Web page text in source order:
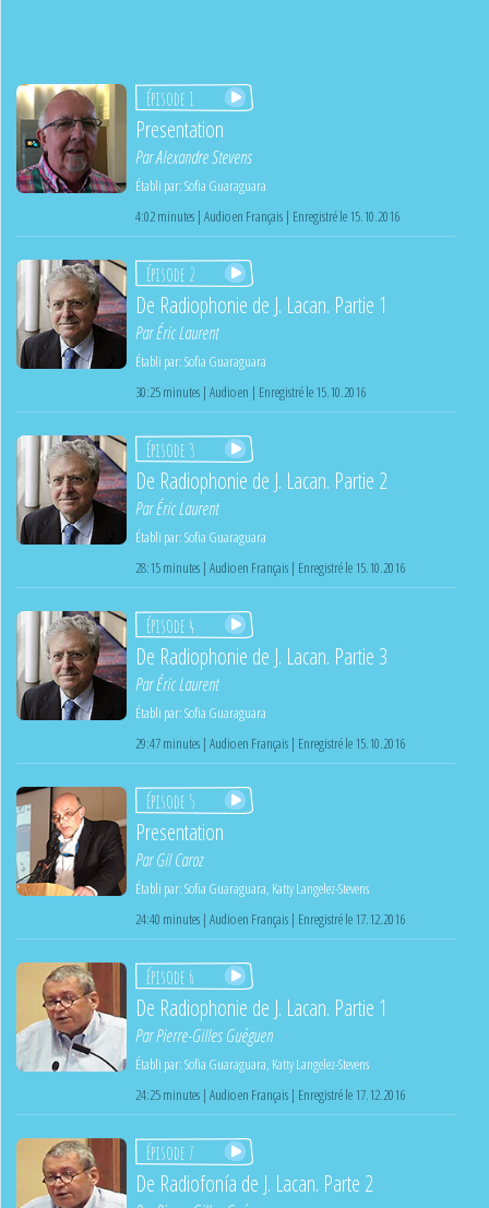
Épisode 1
Presentation
ParAlexandre Stevens
Établi par:Sofia Guaraguara
4:02 minutes | Audio en Français | Enregistré le 15.10.2016
Épisode 2
De Radiophonie de J. Lacan. Partie 1
ParÉric Laurent
Établi par:Sofia Guaraguara
30:25 minutes | Audio en | Enregistré le 15.10.2016
Épisode 3
De Radiophonie de J. Lacan. Partie 2
ParÉric Laurent
Établi par:Sofia Guaraguara
28:15 minutes | Audio en Français | Enregistré le 15.10.2016
Épisode 4
De Radiophonie de J. Lacan. Partie 3
ParÉric Laurent
Établi par:Sofia Guaraguara
29:47 minutes | Audio en Français | Enregistré le 15.10.2016
Épisode 5
Presentation
ParGil Caroz
Établi par:Sofia Guaraguara Katty Langelez-Stevens
24:40 minutes | Audio en Français | Enregistré le 17.12.2016
Épisode 6
De Radiophonie de J. Lacan. Partie 1
ParPierre-Gilles Guéguen
Établi par:Sofia Guaraguara Katty Langelez-Stevens
24:25 minutes | Audio en Français | Enregistré le 17.12.2016
Épisode 7
De Radiofonía de J. Lacan. Parte 2